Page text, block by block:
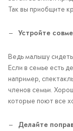
Так вы приобщите
Устройте
Ведь малышу
Если в семье есть
например,
членов семьи.
которые поют все
Делайте